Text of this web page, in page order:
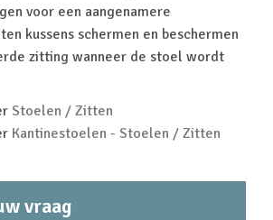
voor een aangenamere
kussens schermen en beschermen
zitting wanneer de stoel wordt
Stoelen / Zitten
Kantinestoelen - Stoelen / Zitten
vraag